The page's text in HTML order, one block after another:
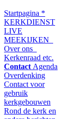
Startpagina *
KERKDIENST
LIVE
MEEKIJKEN
Over ons
Kerkenraad etc.
Contact Agenda
Overdenking
Contact voor
gebruik
kerkgebouwen
Rond de kerk en